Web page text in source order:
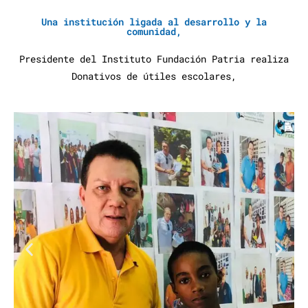
Una institución ligada al desarrollo y la
comunidad,
Presidente del Instituto Fundación Patria realiza
Donativos de útiles escolares,